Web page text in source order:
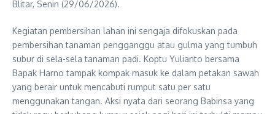
Blitar, Senin (29/06/2026).
Kegiatan pembersihan lahan ini sengaja difokuskan pada
pembersihan tanaman pengganggu atau gulma yang tumbuh
subur di sela-sela tanaman padi. Koptu Yulianto bersama
Bapak Harno tampak kompak masuk ke dalam petakan sawah
yang berair untuk mencabuti rumput satu per satu
menggunakan tangan. Aksi nyata dari seorang Babinsa yang